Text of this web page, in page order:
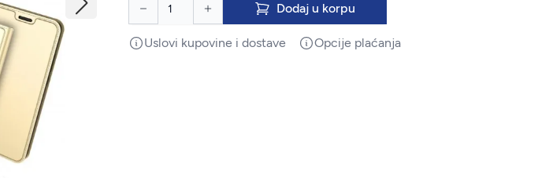
Dodaj u korpu
Uslovi kupovine i dostave Opcije plaćanja